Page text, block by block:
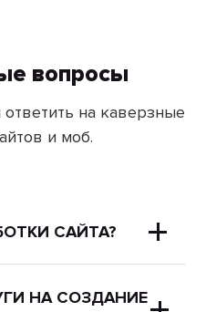
вопросы
на каверзные
и моб.
САЙТА?
посмотреть на
НА СОЗДАНИЕ